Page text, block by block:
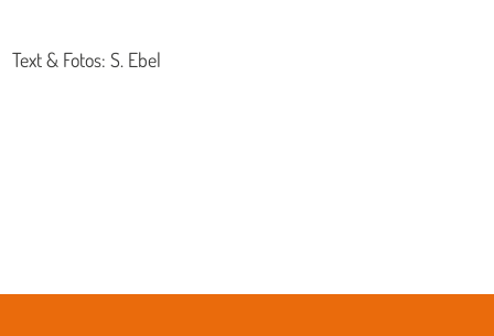
Text & Fotos: S. Ebel